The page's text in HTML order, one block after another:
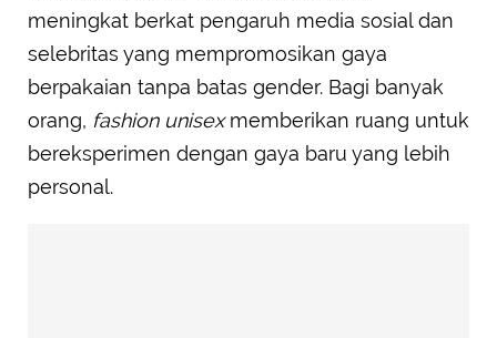
meningkat berkat pengaruh media sosial dan
selebritas yang mempromosikan gaya
berpakaian tanpa batas gender. Bagi banyak
orang, fashion unisexmemberikan ruang untuk
bereksperimen dengan gaya baru yang lebih
personal.